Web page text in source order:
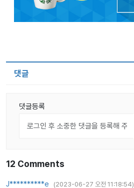
댓글
댓글등록
12 Comments
J**********e (2023-06-27 오전 11:18:54)